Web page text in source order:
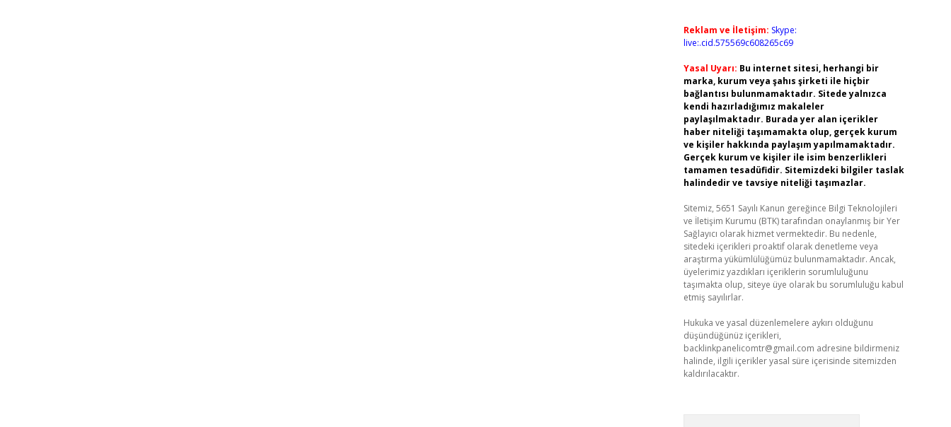
Reklam ve İletişim: Skype:
live:.cid.575569c608265c69
Yasal Uyarı: Bu internet sitesi, herhangi bir
marka, kurum veya şahıs şirketi ile hiçbir
bağlantısı bulunmamaktadır. Sitede yalnızca
kendi hazırladığımız makaleler
paylaşılmaktadır. Burada yer alan içerikler
haber niteliği taşımamakta olup, gerçek kurum
ve kişiler hakkında paylaşım yapılmamaktadır.
Gerçek kurum ve kişiler ile isim benzerlikleri
tamamen tesadüfidir. Sitemizdeki bilgiler taslak
halindedir ve tavsiye niteliği taşımazlar.
Sitemiz, 5651 Sayılı Kanun gereğince Bilgi Teknolojileri
ve İletişim Kurumu (BTK) tarafından onaylanmış bir Yer
Sağlayıcı olarak hizmet vermektedir. Bu nedenle,
sitedeki içerikleri proaktif olarak denetleme veya
araştırma yükümlülüğümüz bulunmamaktadır. Ancak,
üyelerimiz yazdıkları içeriklerin sorumluluğunu
taşımakta olup, siteye üye olarak bu sorumluluğu kabul
etmiş sayılırlar.
Hukuka ve yasal düzenlemelere aykırı olduğunu
düşündüğünüz içerikleri,
backlinkpanelicomtr@gmail.com adresine bildirmeniz
halinde, ilgili içerikler yasal süre içerisinde sitemizden
kaldırılacaktır.